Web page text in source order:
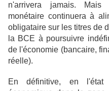
n'arrivera jamais. Mais
monétaire continuera à
obligataire sur les titres de
la BCE à poursuivre
de l'économie (bancaire,
réelle).
En définitive, en